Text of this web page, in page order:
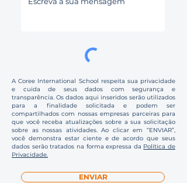
A Coree International School respeita sua privacidade
e cuida de seus dados com segurança e
transparência. Os dados aqui inseridos serão utilizados
para a finalidade solicitada e podem ser
compartilhados com nossas empresas parceiras para
que você receba atualizações sobre a sua solicitação
sobre as nossas atividades. Ao clicar em “ENVIAR”,
você demonstra estar ciente e de acordo que seus
dados serão tratados na forma expressa da Política de
Privacidade.
ENVIAR